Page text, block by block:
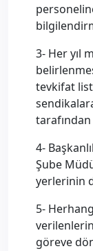
3- Her yıl
tevkifat
4-
Şube
yerlerinin
5-
göreve